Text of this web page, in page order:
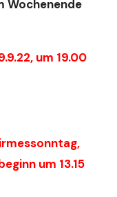
Wochenende
um 19.00
um 13.15